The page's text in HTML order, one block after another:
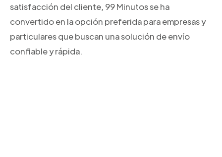
satisfacción del cliente, 99 Minutos se ha
convertido en la opción preferida para empresas y
particulares que buscan una solución de envío
confiable y rápida.